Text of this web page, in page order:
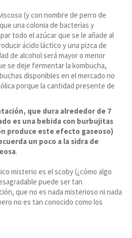
(y con nombre de perro de
una colonia de bacterias y
todo el azúcar que se le añade al
ácido láctico y una pizca de
de alcohol será mayor o menor
se deje fermentar la kombucha,
disponibles en el mercado no
porque la cantidad presente de
que dura alrededor de 7
es una bebida con burbujitas
produce este efecto gaseoso)
un poco a la sidra de
.
misterio es el scoby (¿cómo algo
puede ser tan
que no es nada misterioso ni nada
no es tan conocido como los